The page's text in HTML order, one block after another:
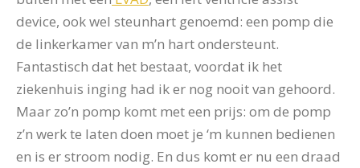
device, ook wel steunhart genoemd: een pomp die
de linkerkamer van m’n hart ondersteunt.
Fantastisch dat het bestaat, voordat ik het
ziekenhuis inging had ik er nog nooit van gehoord.
Maar zo’n pomp komt met een prijs: om de pomp
z’n werk te laten doen moet je ‘m kunnen bedienen
en is er stroom nodig. En dus komt er nu een draad